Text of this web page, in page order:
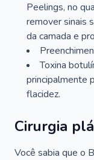
Peelings, no
remover sinais
da camada e
Toxina
principalmente
flacidez.
Cirurgia
Você sabia que o